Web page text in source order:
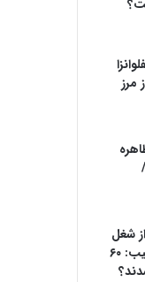
از مرز
نفر از شغل
پرستاری/ یک ادعای عجیب: ۶۰